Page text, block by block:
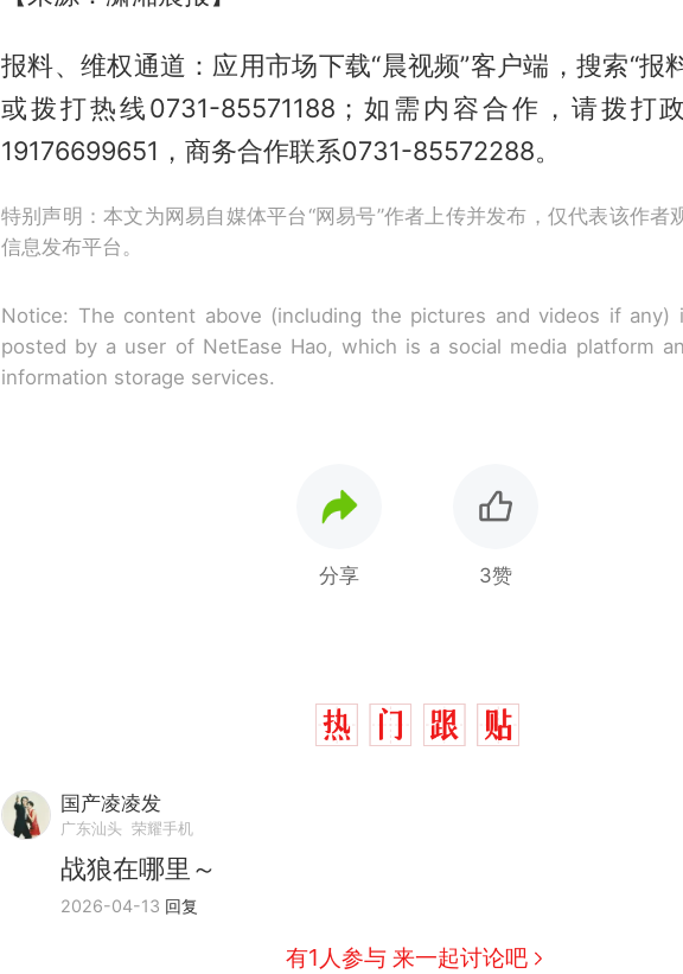
报料、维权通道：应用市场下载“晨视频”客户端，搜索“报
或拨打热线0731-85571188；如需内容合作，请拨打
19176699651，商务合作联系0731-85572288。
特别声明：本文为网易自媒体平台“网易号”作者上传并发布，仅代表该作者
信息发布平台。
Notice: The content above (including the pictures and videos if any)
posted by a user of NetEase Hao, which is a social media platform
information storage services.
分享 3赞
国产凌凌发
广东汕头 荣耀手机
战狼在哪里～
2026-04-13 回复
有1人参与 来一起讨论吧
热 那个在床头放菜刀的女孩，因老师一句“跟我回家”
搬家报价570元，搬到楼下交5060元才肯搬上楼！